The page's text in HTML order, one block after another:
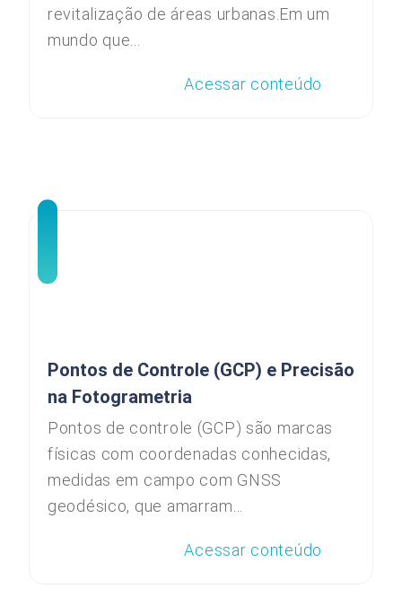
revitalização de áreas urbanas.Em um
mundo que...
Acessar conteúdo
Pontos de Controle (GCP) e Precisão
na Fotogrametria
Pontos de controle (GCP) são marcas
físicas com coordenadas conhecidas,
medidas em campo com GNSS
geodésico, que amarram...
Acessar conteúdo